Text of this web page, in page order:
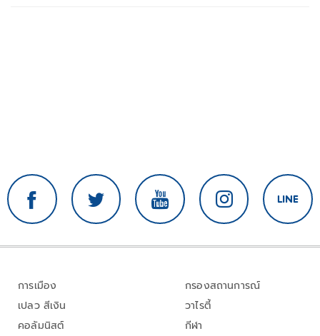
การเมือง
เปลว สีเงิน
คอลัมนิสต์
กรองสถานการณ์
วาไรตี้
กีฬา